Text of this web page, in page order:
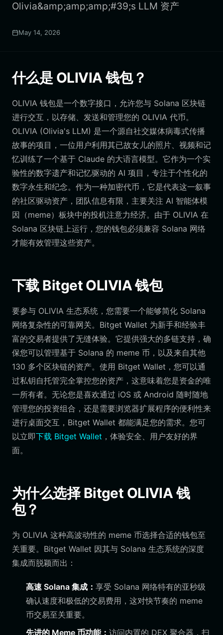
Olivia&amp;amp;amp;#39;s LLM 资产
May 14, 2026
什么是 OLIVIA 钱包？
OLIVIA 钱包是一个数字接口，允许您与 Solana 区块链
进行交互，以存储、发送和管理您的 OLIVIA 代币。
OLIVIA (Olivia's LLM) 是一个源自社交媒体病毒式传播
故事的项目，一位用户利用其已故女儿的照片、视频和记
忆训练了一个基于 Claude 的大语言模型。它作为一个实
验性的数字遗产和记忆驱动的 AI 项目，专注于个性化的
数字永生和纪念。作为一种加密代币，它是代表这一叙事
的社区驱动资产，团队信息有限，主要关注 AI 智能体模
因（meme）板块中的投机注意力经济。由于 OLIVIA 在
Solana 区块链上运行，您的钱包必须兼容 Solana 网络
才能有效管理这些资产。
下载 Bitget OLIVIA 钱包
要参与 OLIVIA 生态系统，您需要一个能够简化 Solana
网络复杂性的可靠网关。Bitget Wallet 为新手和经验丰
富的交易者提供了无缝体验。它提供强大的多链支持，确
保您可以管理基于 Solana 的 meme 币，以及来自其他
130 多个区块链的资产。使用 Bitget Wallet，您可以通
过私钥自托管完全掌控您的资产，这意味着您是资金的唯
一所有者。无论您是喜欢通过 iOS 或 Android 随时随地
管理您的投资组合，还是需要浏览器扩展程序的便利性来
进行桌面交互，Bitget Wallet 都能满足您的需求。您可
以立即下载 Bitget Wallet ，体验安全、用户友好的界
面。
为什么选择 Bitget OLIVIA 钱
包？
为 OLIVIA 这种高波动性的 meme 币选择合适的钱包至
关重要。Bitget Wallet 因其与 Solana 生态系统的深度
集成而脱颖而出：
高速 Solana 集成： 享受 Solana 网络特有的亚秒级
确认速度和极低的交易费用，这对快节奏的 meme
币交易至关重要。
先进的 Meme 币功能： 访问内置的 DEX 聚合器，扫